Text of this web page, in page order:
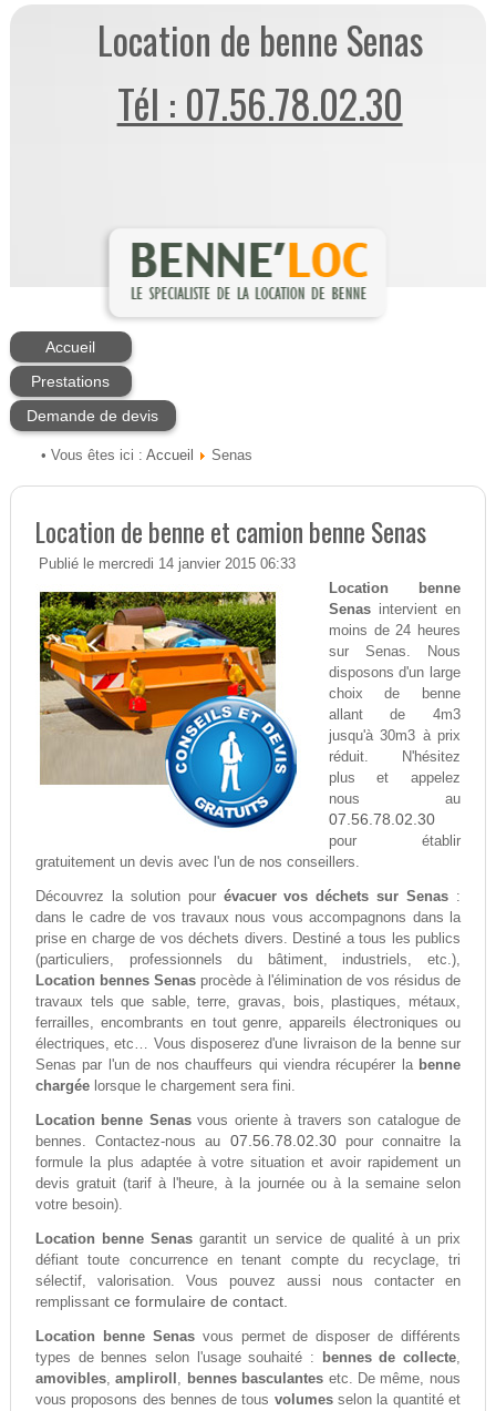
Location de benne Senas
Tél : 07.56.78.02.30
Accueil
Prestations
Demande de devis
• Vous êtes ici : Accueil Senas
Location de benne et camion benne Senas
Publié le mercredi 14 janvier 2015 06:33
Location benne
Senasintervient en
moins de 24 heures
sur Senas. Nous
disposons d'un large
choix de benne
allant de 4m3
jusqu'à 30m3 à prix
réduit. N'hésitez
plus et appelez
nous au
07.56.78.02.30
pour établir
gratuitement un devis avec l'un de nos conseillers.
Découvrez la solution pour évacuer vos déchets sur Senas :
dans le cadre de vos travaux nous vous accompagnons dans la
prise en charge de vos déchets divers. Destiné a tous les publics
(particuliers, professionnels du bâtiment, industriels, etc.),
Location bennes Senasprocède à l'élimination de vos résidus de
travaux tels que sable, terre, gravas, bois, plastiques, métaux,
ferrailles, encombrants en tout genre, appareils électroniques ou
électriques, etc… Vous disposerez d'une livraison de la benne sur
Senas par l'un de nos chauffeurs qui viendra récupérer la benne
chargéelorsque le chargement sera fini.
Location benne Senasvous oriente à travers son catalogue de
bennes. Contactez-nous au 07.56.78.02.30pour connaitre la
formule la plus adaptée à votre situation et avoir rapidement un
devis gratuit (tarif à l'heure, à la journée ou à la semaine selon
votre besoin).
Location benne Senas garantit un service de qualité à un prix
défiant toute concurrence en tenant compte du recyclage, tri
sélectif, valorisation. Vous pouvez aussi nous contacter en
remplissant ce formulaire de contact.
Location benne Senasvous permet de disposer de différents
types de bennes selon l'usage souhaité :
bennes de collecte,
amovibles,ampliroll , bennes basculantes etc. De même, nous
vous proposons des bennes de tous volumesselon la quantité et